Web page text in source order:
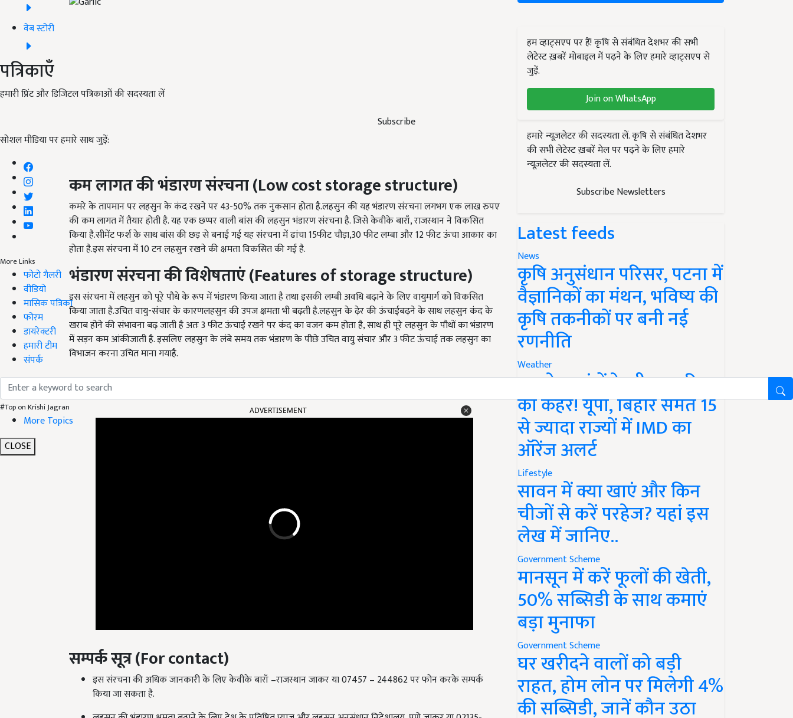
वेब स्टोरी
पत्रिकाएँ
हमारी प्रिंट और डिजिटल पत्रिकाओं की सदस्यता लें
Subscribe
सोशल मीडिया पर हमारे साथ जुड़ें:
More Links
फोटो गैलरी
वीडियो
मासिक पत्रिका
फोरम
डायरेक्टरी
हमारी टीम
संपर्क
#Top on Krishi Jagran
More Topics
CLOSE
कम लागत की भंडारण संरचना (Low cost storage structure)
कमरे के तापमान पर लहसुन के कंद रखने पर 43-50% तक नुकसान होता है.लहसुन की यह भंडारण संरचना लगभग एक लाख रुपए
की कम लागत में तैयार होती है. यह एक छप्पर वाली बांस की लहसुन भंडारण संरचना है. जिसे केवीके बाराँ, राजस्थान ने विकसित
किया है.सीमेंट फर्श के साथ बांस की छड़ से बनाई गई यह संरचना में ढांचा 15फीट चौड़ा,30 फीट लम्बा और 12 फीट ऊंचा आकार का
होता है.इस संरचना में 10 टन लहसुन रखने की क्षमता विकसित की गई है.
भंडारणसंरचना की विशेषताएं(Features of storage structure)
इस संरचना में लहसुन को पूरे पौधे के रूप में भंडारण किया जाता है तथा इसकी लम्बी अवधि बढ़ाने के लिए वायुमार्ग को विकसित
किया जाता है.उचित वायु-संचार के कारणलहसुन की उपज क्षमता भी बढ़ती है.लहसुन के ढ़ेर की ऊंचाईबढ़ने के साथ लहसुन कंद के
खराब होने की संभावना बढ़ जाती है अतः 3 फीट ऊंचाई रखने पर कंद का वजन कम होता है, साथ ही पूरे लहसुन के पौधों का भंडारण
में सड़न कम आंकीजाती है. इसलिए लहसुन के लंबे समय तक भंडारण के पीछे उचित वायु संचार और 3 फीट ऊंचाई तक लहसुन का
विभाजन करना उचित माना गयाहै.
ADVERTISEMENT
सम्पर्क सूत्र (For contact)
इस संरचना की अधिक जानकारी के लिए केवीके बाराँ –राजस्थान जाकर या 07457 – 244862 पर फोन करके सम्पर्क
किया जा सकता है.
हम व्हाट्सएप पर हैं! कृषि से संबंधित देशभर की सभी
लेटेस्ट ख़बरें मोबाइल में पढ़ने के लिए हमारे व्हाट्सएप से
जुड़ें.
Join on WhatsApp
हमारे न्यूज़लेटर की सदस्यता लें. कृषि से संबंधित देशभर
की सभी लेटेस्ट ख़बरें मेल पर पढ़ने के लिए हमारे
न्यूज़लेटर की सदस्यता लें.
Subscribe Newsletters
Latest feeds
News
कृषि अनुसंधान परिसर, पटना में
वैज्ञानिकों का मंथन, भविष्य की
कृषि तकनीकों पर बनी नई
रणनीति
Weather
अगले 12 घंटों के भीतर बारिश
का कहर! यूपी, बिहार समेत 15
से ज्यादा राज्यों में IMD का
ऑरेंज अलर्ट
Lifestyle
सावन में क्या खाएं और किन
चीजों से करें परहेज? यहां इस
लेख में जानिए..
Government Scheme
मानसून में करें फूलों की खेती,
50% सब्सिडी के साथ कमाएं
बड़ा मुनाफा
Government Scheme
घर खरीदने वालों को बड़ी
राहत, होम लोन पर मिलेगी 4%
की सब्सिडी, जानें कौन उठा